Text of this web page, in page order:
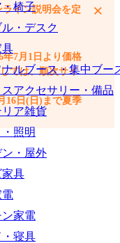
椅子
・デスク
具
ルブース・集中ブー
アクセサリー・備品
ア雑貨
照明
ン・屋外
家具
家電
寝具
追加できます
イン説明会を定
7月1日より価格
ては、順次サイ
16日(日)まで夏季
×